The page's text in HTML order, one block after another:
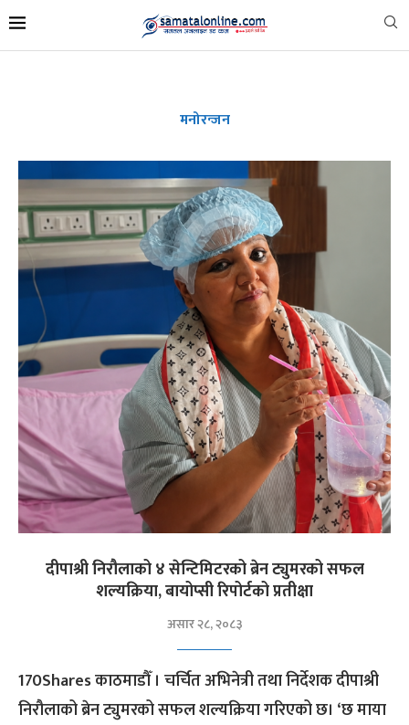
मनोरन्जन
दीपाश्री निरौलाको ४ सेन्टिमिटरको ब्रेन ट्युमरको सफल
शल्यक्रिया, बायोप्सी रिपोर्टको प्रतीक्षा
असार २८, २०८३
170Shares काठमाडौँ । चर्चित अभिनेत्री तथा निर्देशक दीपाश्री
निरौलाको ब्रेन ट्युमरको सफल शल्यक्रिया गरिएको छ। ‘छ माया